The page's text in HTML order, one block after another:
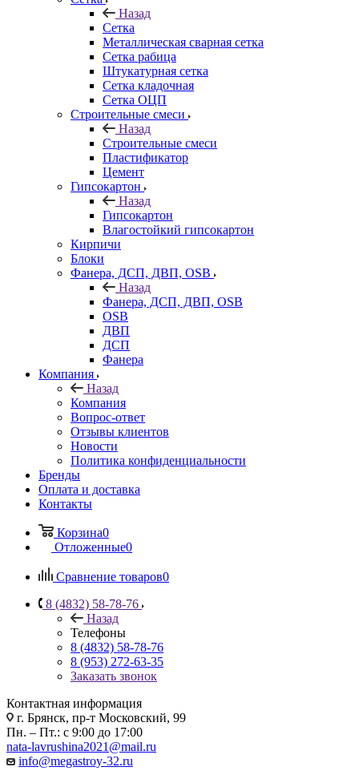
Назад
Сетка
Металлическая сварная сетка
Сетка рабица
Штукатурная сетка
Сетка кладочная
Сетка ОЦП
Строительные смеси
Назад
Строительные смеси
Пластификатор
Цемент
Гипсокартон
Назад
Гипсокартон
Влагостойкий гипсокартон
Кирпичи
Блоки
Фанера, ДСП, ДВП, OSB
Назад
Фанера, ДСП, ДВП, OSB
OSB
ДВП
ДСП
Фанера
Компания
Назад
Компания
Вопрос-ответ
Отзывы клиентов
Новости
Политика конфиденциальности
Бренды
Оплата и доставка
Контакты
Корзина0
Отложенные0
Сравнение товаров0
8 (4832) 58-78-76
Назад
Телефоны
8 (4832) 58-78-76
8 (953) 272-63-35
Заказать звонок
Контактная информация
г. Брянск, пр-т Московский, 99
Пн. – Пт.: с 9:00 до 17:00
nata-lavrushina2021@mail.ru
info@megastroy-32.ru